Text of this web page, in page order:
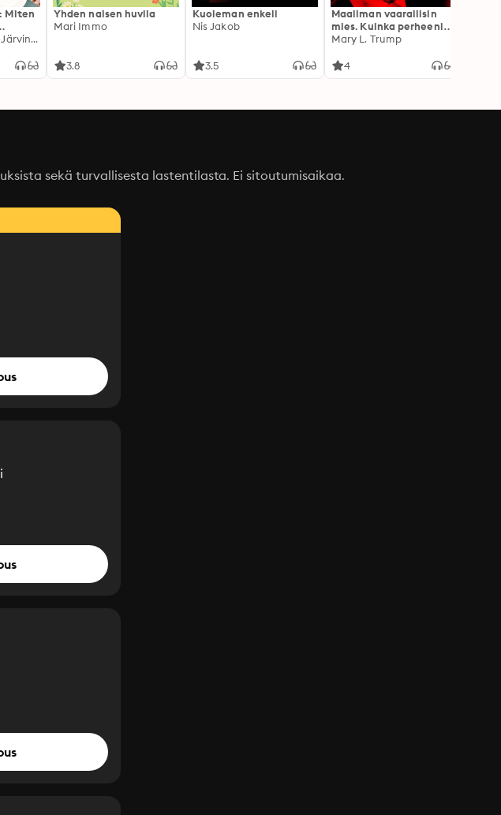
Miten
Liisa Keltikangas-Järvinen
Yhden naisen huvila
Mari Immo
3.8
Kuoleman enkeli
Nis Jakob
3.5
Maailman vaarallisin
mies. Kuinka perheeni
loi Donald Trumpin
Mary L. Trump
4
sekä turvallisesta lastentilasta. Ei sitoutumisaikaa.